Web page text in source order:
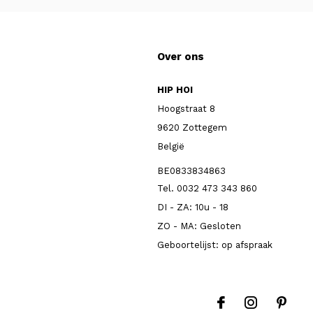
Over ons
HIP HOI
Hoogstraat 8
9620 Zottegem
België
BE0833834863
Tel. 0032 473 343 860
DI - ZA: 10u - 18
ZO - MA: Gesloten
Geboortelijst: op afspraak